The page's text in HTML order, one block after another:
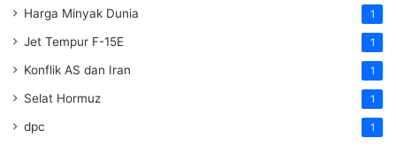
Harga Minyak Dunia 1
Jet Tempur F-15E 1
Konflik AS dan Iran 1
Selat Hormuz 1
dpc 1